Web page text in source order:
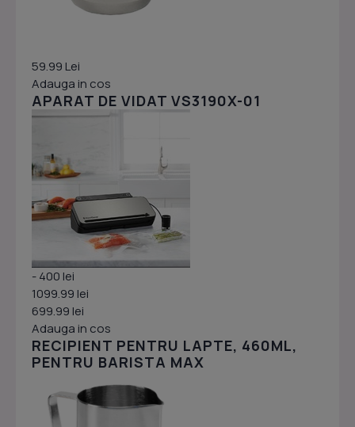
59.99 Lei
Adauga in cos
APARAT DE VIDAT VS3190X-01
- 400 lei
1099.99 lei
699.99 lei
Adauga in cos
RECIPIENT PENTRU LAPTE, 460ML,
PENTRU BARISTA MAX